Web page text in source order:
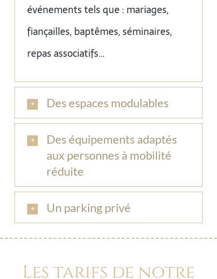
événements tels que : mariages,
fiançailles, baptêmes, séminaires,
repas associatifs…
Des espaces modulables
Des équipements adaptés
aux personnes à mobilité
réduite
Un parking privé
Les tarifs de notre